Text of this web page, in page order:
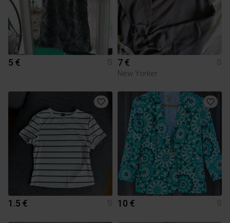
5 € S 7 €
S
New Yorker
1.5 € S 10 € S